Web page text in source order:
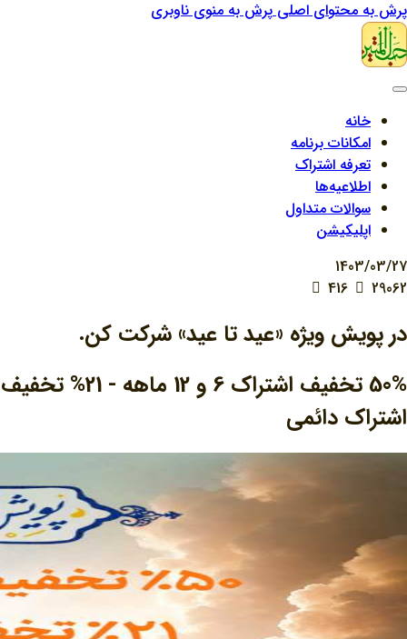
پرش به محتوای اصلیپرش به منوی ناوبری
خانه
امکانات برنامه
تعرفه اشتراک
اطلاعیه‌ها
سوالات متداول
اپلیکیشن
1403/03/27
29062
در پویش ویژه «عید تا عید» شرکت کن.
50% تخفیف اشتراک‌ 6 و 12 ماهه - 21% تخفیف
اشتراک دائمی